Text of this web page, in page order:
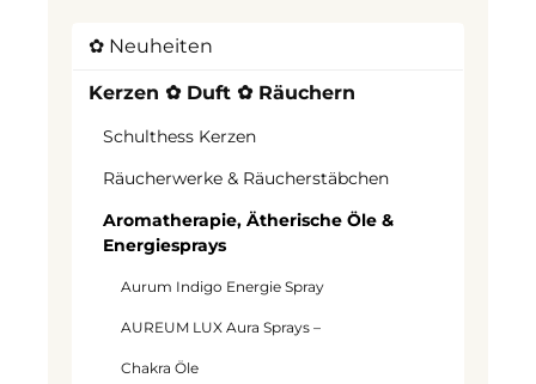
✿ Neuheiten
Kerzen ✿ Duft ✿ Räuchern
Schulthess Kerzen
Räucherwerke & Räucherstäbchen
Aromatherapie, Ätherische Öle &
Energiesprays
Aurum Indigo Energie Spray
AUREUM LUX Aura Sprays –
Chakra Öle